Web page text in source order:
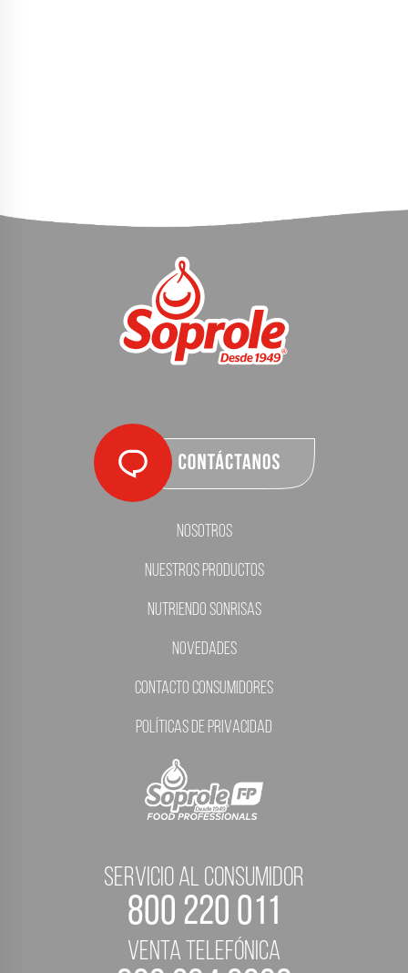
Nosotros
Nuestros Productos
Nutriendo Sonrisas
Novedades
Contacto Consumidores
Políticas de Privacidad
servicio al consumidor
800 220 011
Venta telefónica